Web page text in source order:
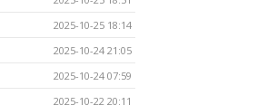
2025-10-25 18:14
2025-10-24 21:05
2025-10-24 07:59
2025-10-22 20:11